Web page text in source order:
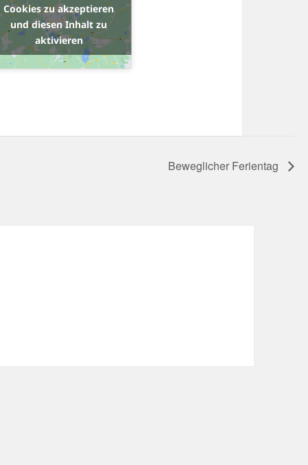
Cookies zu akzeptieren
und diesen Inhalt zu
aktivieren
Beweglicher Ferientag